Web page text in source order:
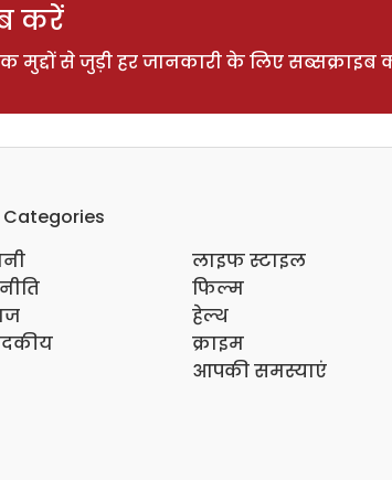
करें
मुद्दों से जुड़ी हर जानकारी के लिए सब्सक्राइब
Categories
लाइफ स्टाइल
फिल्म
हेल्थ
क्राइम
आपकी समस्याएं